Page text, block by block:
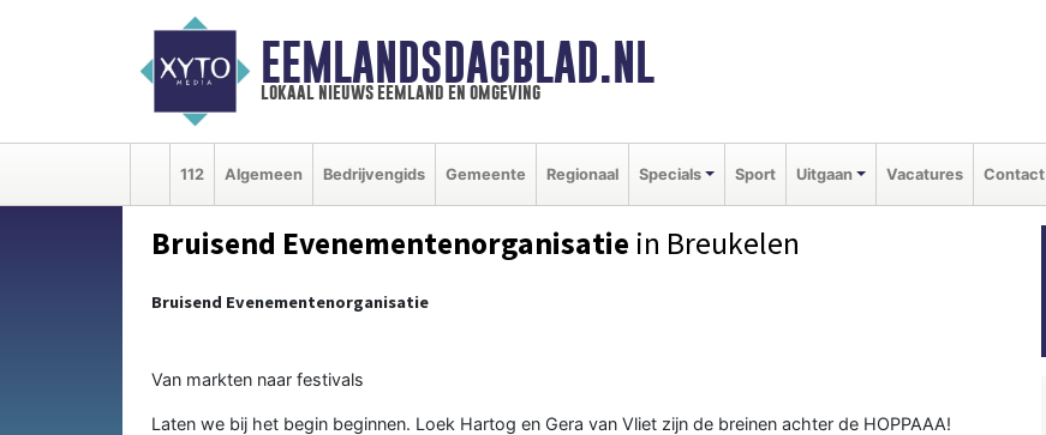
EEMLANDSDAGBLAD.NL
lokaal nieuws eemland en omgeving
112 Algemeen Bedrijvengids Gemeente Regionaal Specials Sport Uitgaan Vacatures Contact
Bruisend Evenementenorganisatie in Breukelen
Bruisend Evenementenorganisatie
Van markten naar festivals
Laten we bij het begin beginnen. Loek Hartog en Gera van Vliet zijn de breinen achter de HOPPAAA!